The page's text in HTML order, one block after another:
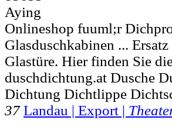
Aying
Onlineshop fuuml;r
Glasduschkabinen ... Ersatz
Glastüre. Hier finden Sie
duschdichtung.at Dusche
Dichtung Dichtlippe
37 Landau | Export |